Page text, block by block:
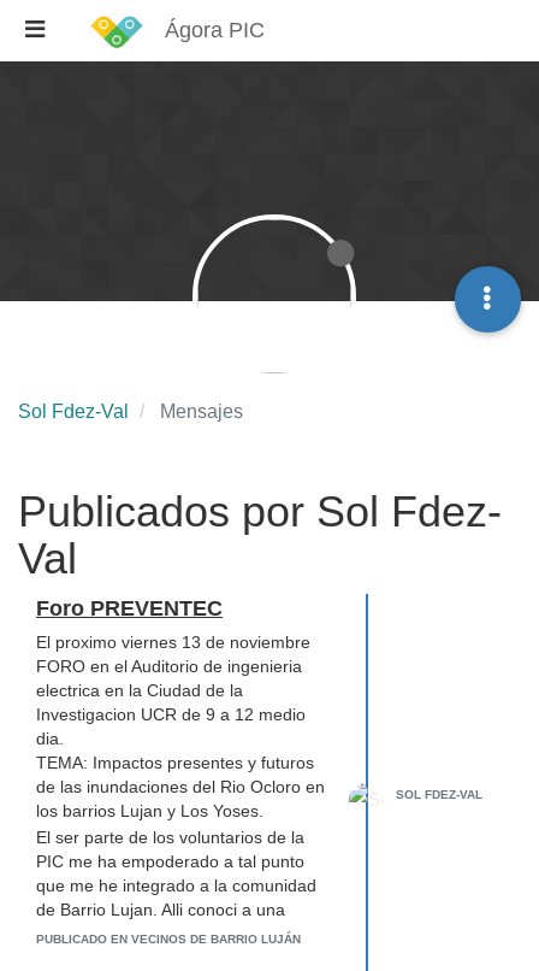
Ágora PIC
Sol Fdez-Val Mensajes
Publicados por Sol Fdez-
Val
Foro PREVENTEC
El proximo viernes 13 de noviembre
FORO en el Auditorio de ingenieria
electrica en la Ciudad de la
Investigacion UCR de 9 a 12 medio
dia.
TEMA: Impactos presentes y futuros
de las inundaciones del Rio Ocloro en
los barrios Lujan y Los Yoses.
El ser parte de los voluntarios de la
PIC me ha empoderado a tal punto
que me he integrado a la comunidad
de Barrio Lujan. Alli conoci a una
persona que hubiera sido una
PUBLICADO EN VECINOS DE BARRIO LUJÁN
SOL FDEZ-VAL